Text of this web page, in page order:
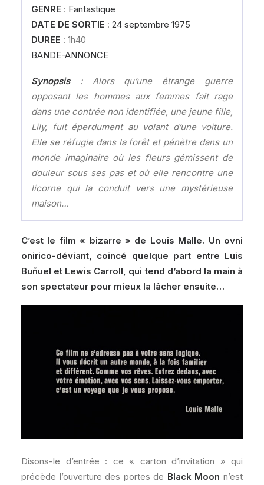
GENRE : Fantastique
DATE DE SORTIE : 24 septembre 1975
DUREE : 1h40
BANDE-ANNONCE
Synopsis: Alors qu’une étrange guerre
opposant les hommes aux femmes fait rage
dans une contrée non identifiée, une jeune fille,
Lily, fuit éperdument au volant d’une voiture.
Elle se réfugie dans la forêt et pénètre dans un
monde imaginaire où les fleurs gémissent de
douleur sous ses pas et où elle rencontre une
licorne qui la conduit vers une mystérieuse
maison…
C’est le film « bizarre » de Louis Malle. Un ovni
onirico-déviant, coincé quelque part entre Luis
Buñuel et Lewis Carroll, qui tend d’abord la main à
son spectateur pour mieux la lâcher ensuite…
Disons-le d’entrée : ce « carton d’invitation » qui
précède l’ouverture des portes de Black Moon n’est